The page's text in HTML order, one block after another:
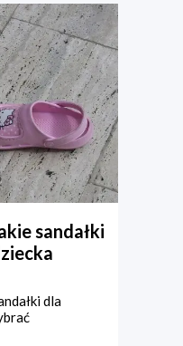
sandałki
dla